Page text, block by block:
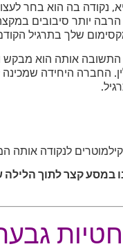
נקודה בה הוא בחר
יותר סיבובים
שלך בתרגיל
התשובה אותה הוא
היחידה שמכינה
לנקודה אותה
במסע קצר לתוך